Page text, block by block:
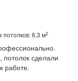
6,3 м2
сделали
работе.